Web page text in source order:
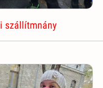
szállítmnány